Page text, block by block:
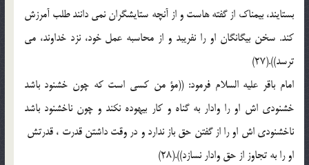
بستايند، بيمناك از گفته هاست و از آنچه ستايشگران نمى دانند طلب آمرزش
كند. سخن بيگانگان او را نفريبد و از محاسبه عمل خود، نزد خداوند، مى
ترسد)).(27)
امام باقر عليه السلام فرمود: ((مؤ من كسى است كه چون خشنود باشد
خشنودى اش او را وادار به گناه و كار بيهوده نكند و چون ناخشنود باشد
ناخشنودى اش او را از گفتن حق باز ندارد و در وقت داشتن قدرت ، قدرتش ‍
او را به تجاوز از حق وادار نسازد)).(28)